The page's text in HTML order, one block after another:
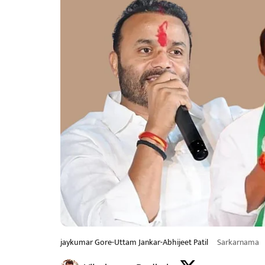
jaykumar Gore-Uttam Jankar-Abhijeet Patil Sarkarnama